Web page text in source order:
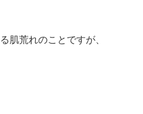
肌荒れのことですが、